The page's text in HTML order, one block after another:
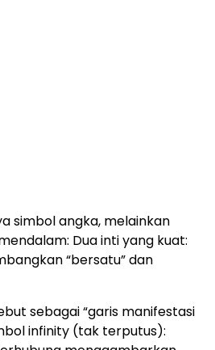
simbol angka, melainkan
Dua inti yang kuat:
“bersatu” dan
sebagai “garis manifestasi
infinity (tak terputus):